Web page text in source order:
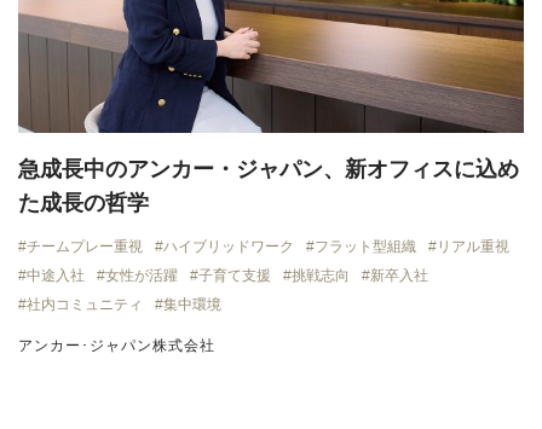
急成長中のアンカー・ジャパン、新オフィスに込め
た成長の哲学
チームプレー重視 ハイブリッドワーク フラット型組織
リアル重視
中途入社
女性が活躍 子育て支援 挑戦志向
新卒入社
社内コミュニティ
集中環境
アンカー･ジャパン株式会社